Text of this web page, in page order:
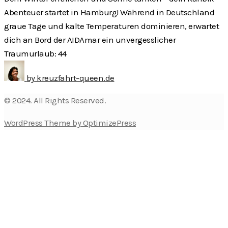
Abenteuer startet in Hamburg! Während in Deutschland
graue Tage und kalte Temperaturen dominieren, erwartet
dich an Bord der AIDAmar ein unvergesslicher
Traumurlaub: 44
by kreuzfahrt-queen.de
© 2024. All Rights Reserved.
WordPress Theme by OptimizePress